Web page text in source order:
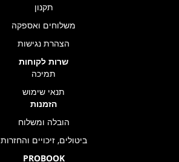
תקנון
משלוחים ואספקה
הצהרת נגישות
שרות לקוחות
תמיכה
תנאי שימוש
הזמנות
הובלה ומשלוח
ביטולים, זיכויים והחזרות
PROBOOK